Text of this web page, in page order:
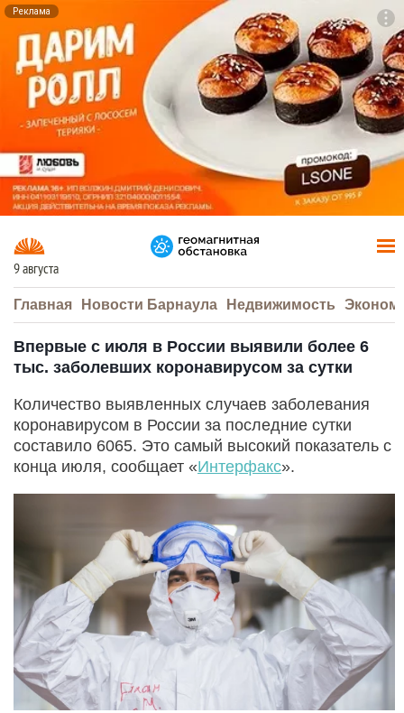
Реклама
9 августа
Главная Новости Барнаула Недвижимость
Впервые с июля в России выявили более 6
тыс. заболевших коронавирусом за сутки
Количество выявленных случаев заболевания
коронавирусом в России за последние сутки
составило 6065. Это самый высокий показатель с
конца июля, сообщает «Интерфакс».